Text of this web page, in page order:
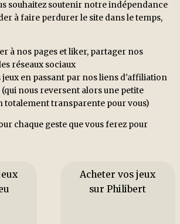
souhaitez soutenir notre indépendance
à faire perdurer le site dans le temps,
à nos pages et liker, partager nos
réseaux sociaux
jeux en passant par nos liens d'affiliation
nous reversent alors une petite
totalement transparente pour vous)
chaque geste que vous ferez pour
Acheter vos jeux
sur Philibert